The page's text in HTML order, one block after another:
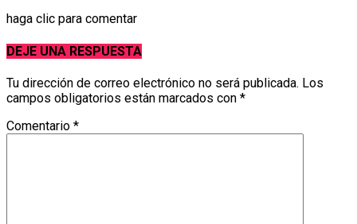
haga clic para comentar
DEJE UNA RESPUESTA
Tu dirección de correo electrónico no será publicada. Los
campos obligatorios están marcados con *
Comentario *